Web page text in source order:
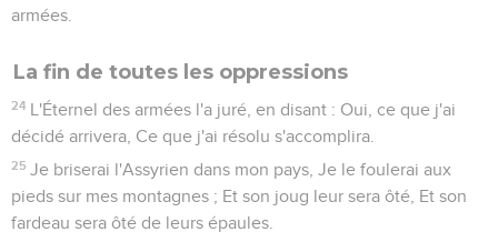
lune ne fera plus luire sa clarté.
11
Je punirai le monde pour sa malice, Et les méchants pour
leurs iniquités ; Je ferai cesser l'orgueil des hautains, Et
j'abattrai l'arrogance des tyrans.
12 Je rendrai les hommes plus rares que l'or fin, Je les rendrai
plus rares que l'or d'Ophir.